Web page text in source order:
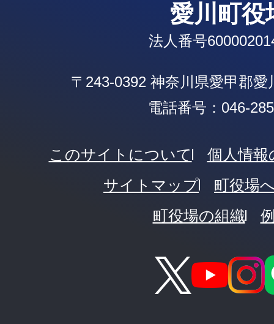
愛川町役
法人番号
〒243-0392 神奈川県愛甲郡愛
電話番号：046-
このサイトについて
個人情
サイトマップ
町役場
町役場の組織